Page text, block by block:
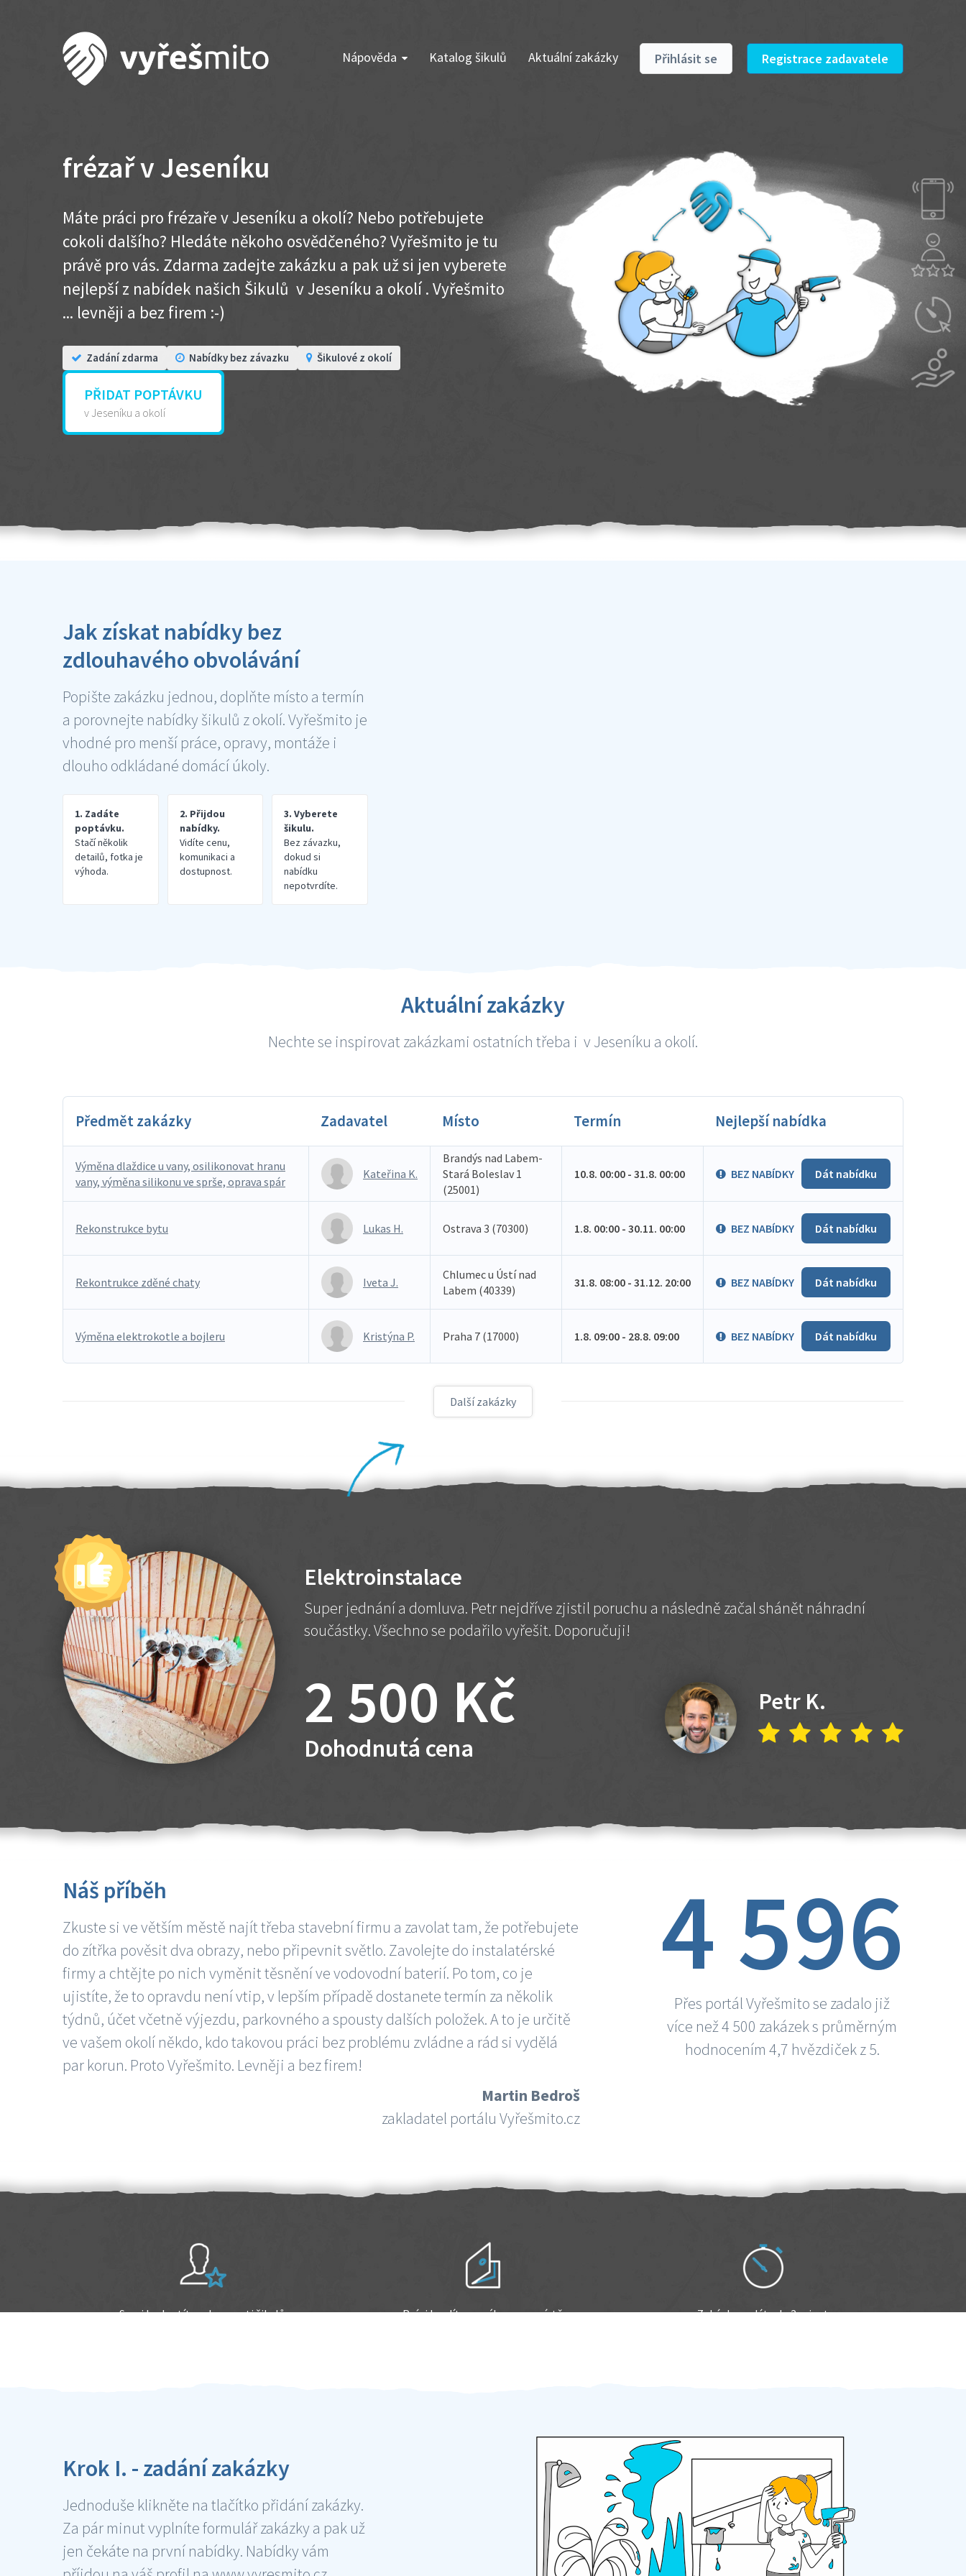
Nápověda Katalog šikulů Aktuální zakázky Přihlásit se Registrace zadavatele
frézař v Jeseníku
Máte práci pro frézaře v Jeseníku a okolí? Nebo potřebujete
cokoli dalšího? Hledáte někoho osvědčeného? Vyřešmito je tu
právě pro vás. Zdarma zadejte zakázku a pak už si jen vyberete
nejlepší z nabídek našich Šikulů v Jeseníku a okolí . Vyřešmito
... levněji a bez firem :-)
Zadání zdarma Nabídky bez závazku Šikulové z okolí
PŘIDAT POPTÁVKU
v Jeseníku a okolí
Jak získat nabídky bez
zdlouhavého obvolávání
Popište zakázku jednou, doplňte místo a termín
a porovnejte nabídky šikulů z okolí. Vyřešmito je
vhodné pro menší práce, opravy, montáže i
dlouho odkládané domácí úkoly.
1. Zadáte
poptávku.
Stačí několik
detailů, fotka je
výhoda.
2. Přijdou
nabídky.
Vidíte cenu,
komunikaci a
dostupnost.
3. Vyberete
šikulu.
Bez závazku,
dokud si
nabídku
nepotvrdíte.
Aktuální zakázky
Nechte se inspirovat zakázkami ostatních třeba i v Jeseníku a okolí.
Předmět zakázky Zadavatel Místo Termín Nejlepší nabídka
Výměna dlaždice u vany, osilikonovat hranu
vany, výměna silikonu ve sprše, oprava spár
Kateřina K.
Brandýs nad Labem-
Stará Boleslav 1
(25001)
10.8. 00:00 - 31.8. 00:00 BEZ NABÍDKY Dát nabídku
Rekonstrukce bytu Lukas H. Ostrava 3 (70300) 1.8. 00:00 - 30.11. 00:00 BEZ NABÍDKY Dát nabídku
Rekontrukce zděné chaty Iveta J.
Chlumec u Ústí nad
Labem (40339)
31.8. 08:00 - 31.12. 20:00 BEZ NABÍDKY Dát nabídku
Výměna elektrokotle a bojleru Kristýna P. Praha 7 (17000) 1.8. 09:00 - 28.8. 09:00 BEZ NABÍDKY Dát nabídku
Další zakázky
Elektroinstalace
Super jednání a domluva. Petr nejdříve zjistil poruchu a následně začal shánět náhradní
součástky. Všechno se podařilo vyřešit. Doporučuji!
2 500 Kč
Dohodnutá cena
Petr K.
Náš příběh
Zkuste si ve větším městě najít třeba stavební firmu a zavolat tam, že potřebujete
do zítřka pověsit dva obrazy, nebo připevnit světlo. Zavolejte do instalatérské
firmy a chtějte po nich vyměnit těsnění ve vodovodní baterií. Po tom, co je
ujistíte, že to opravdu není vtip, v lepším případě dostanete termín za několik
týdnů, účet včetně výjezdu, parkovného a spousty dalších položek. A to je určitě
ve vašem okolí někdo, kdo takovou práci bez problému zvládne a rád si vydělá
par korun. Proto Vyřešmito. Levněji a bez firem!
Martin Bedroš
zakladatel portálu Vyřešmito.cz
4 596
Přes portál Vyřešmito se zadalo již
více než 4 500 zakázek s průměrným
hodnocením 4,7 hvězdiček z 5.
Sami hodnotíte schopnosti šikulů Práci hradíte po výkonu na místě Zakázku zadáte do 2 minut
Krok I. - zadání zakázky
Jednoduše klikněte na tlačítko přidání zakázky.
Za pár minut vyplníte formulář zakázky a pak už
jen čekáte na první nabídky. Nabídky vám